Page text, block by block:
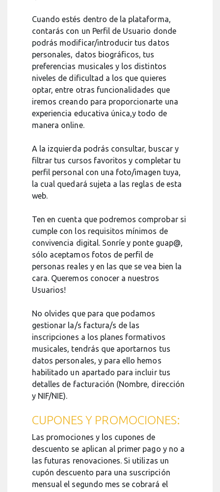
Cuando estés dentro de la plataforma,
contarás con un Perfil de Usuario donde
podrás modificar/introducir tus datos
personales, datos biográficos, tus
preferencias musicales y los distintos
niveles de dificultad a los que quieres
optar, entre otras funcionalidades que
iremos creando para proporcionarte una
experiencia educativa única,y todo de
manera online.
A la izquierda podrás consultar, buscar y
filtrar tus cursos favoritos y completar tu
perfil personal con una foto/imagen tuya,
la cual quedará sujeta a las reglas de esta
web.
Ten en cuenta que podremos comprobar si
cumple con los requisitos mínimos de
convivencia digital. Sonríe y ponte guap@,
sólo aceptamos fotos de perfil de
personas reales y en las que se vea bien la
cara. Queremos conocer a nuestros
Usuarios!
No olvides que para que podamos
gestionar la/s factura/s de las
inscripciones a los planes formativos
musicales, tendrás que aportarnos tus
datos personales, y para ello hemos
habilitado un apartado para incluir tus
detalles de facturación (Nombre, dirección
y NIF/NIE).
CUPONES Y PROMOCIONES:
Las promociones y los cupones de
descuento se aplican al primer pago y no a
las futuras renovaciones. Si utilizas un
cupón descuento para una suscripción
mensual el segundo mes se cobrará el